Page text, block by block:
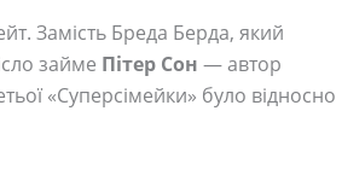
Замість Бреда Берда, який
займе Пітер Сон — автор
«Суперсімейки» було відносно